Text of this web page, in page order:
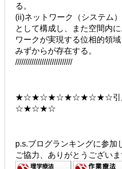
る。
(ii)ネットワーク（システム
として構成し、また空間内
ワークが実現する位相的領
みずからが存在する。
////////////////////////////
★☆★☆★☆★☆★☆★☆引
☆★☆★☆
p.s.ブログランキングに参加
ご協力、ありがとうございま